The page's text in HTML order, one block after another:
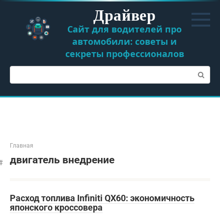
Перейти
контенту
Драйвер
Сайт для водителей про
автомобили: советы и
секреты профессионалов
Поиск:
Главная
двигатель внедрение
Расход топлива Infiniti QX60: экономичность
японского кроссовера